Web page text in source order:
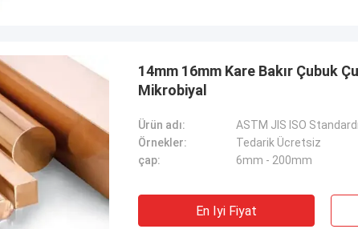
14mm 16mm Kare Bakır Çubuk
Mikrobiyal
Ürün adı:
ASTM JIS ISO
Örnekler:
Tedarik Ücretsiz
çap:
6mm - 200mm
En Iyi Fiyat